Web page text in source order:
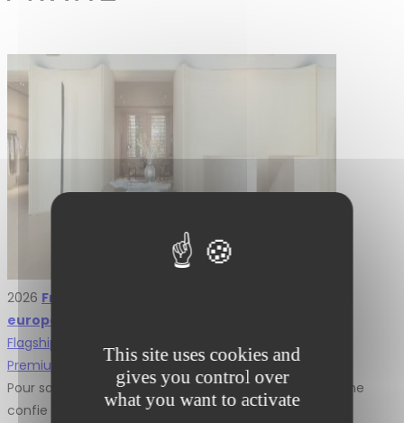
This site uses cookies and
gives you control over
what you want to activate
2026 Frame Cannes – une première implantation
européenne menée par L2A Agencement
Flagship et Icônes
Premium et Luxe
Pour son arrivée en Europe, l’enseigne américaine Frame
confie à L2A Agencement la réalisation de sa première